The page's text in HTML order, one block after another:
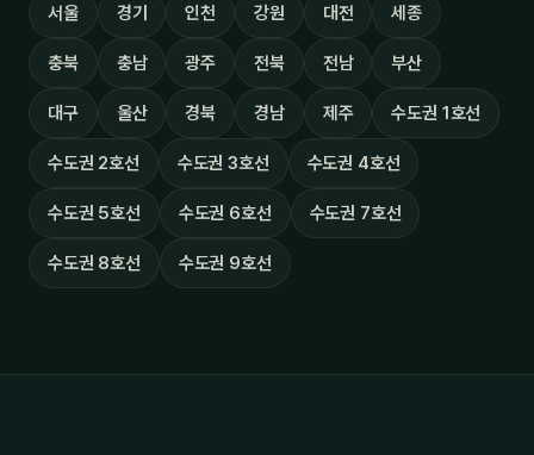
서울 경기 인천 강원 대전 세종
충북 충남 광주 전북 전남 부산
대구 울산 경북 경남 제주 수도권 1호선
수도권 2호선 수도권 3호선 수도권 4호선
수도권 5호선 수도권 6호선 수도권 7호선
수도권 8호선 수도권 9호선